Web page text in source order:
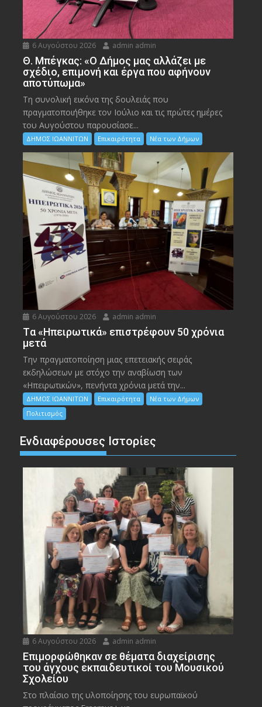
6 Αυγούστου 2026 admin admin
Θ. Μπέγκας: «Ο Δήμος μας αλλάζει με
σχέδιο, επιμονή και έργα που αφήνουν
αποτύπωμα»
Τη συνολική εικόνα της δουλειάς που
πραγματοποιήθηκε τον Ιούλιο και τις πρώτες ημέρες
του Αυγούστου παρουσίασε...
ΔΗΜΟΣ ΙΩΑΝΝΙΤΩΝ Επικαιρότητα Νέα των Δήμων
6 Αυγούστου 2026 admin admin
Tα «Ηπειρωτικά» επιστρέφουν 50 χρόνια
μετά
Την πραγματοποίηση μιας επετειακής σειράς
εκδηλώσεων με στόχο την αναβίωση των
«Ηπειρωτικών», πενήντα χρόνια μετά την...
ΔΗΜΟΣ ΙΩΑΝΝΙΤΩΝ Επικαιρότητα
Νέα των Δήμων
Πολιτισμός
Ενδιαφέρουσες Ιστορίες
6 Αυγούστου 2026 admin admin
Eπιμορφώθηκαν σε θέματα διαχείρισης
του άγχους εκπαιδευτικοί του Μουσικού
Σχολείου
Στο πλαίσιο της υλοποίησης του ευρωπαϊκού